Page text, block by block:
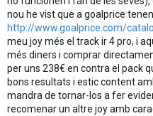
nou he vist que a goalprice
http://www.goalprice.com/
meu joy més el track ir 4 pro, i
més diners i comprar
per uns 238€ en contra el pack
bons resultats i estic content
mandra de tornar-los a fer
recomenar un altre joy amb